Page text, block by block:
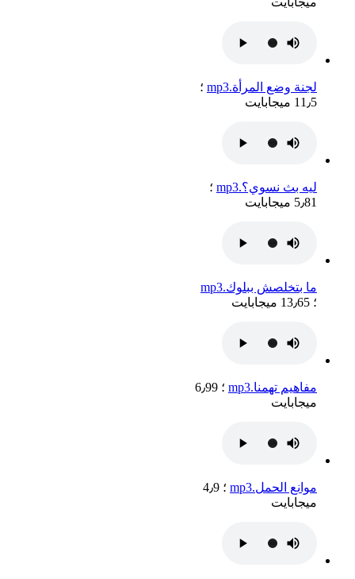
لجنة وضع المرأة.mp3
؛
11٫5 ميجابايت
ليه بث نسوي؟.mp3
؛
5٫81 ميجابايت
ما بتخلصش ببلوك.mp3
؛ 13٫65 ميجابايت
مفاهيم تهمنا.mp3
؛ 6٫99
ميجابايت
موانع الحمل.mp3
؛ 4٫9
ميجابايت